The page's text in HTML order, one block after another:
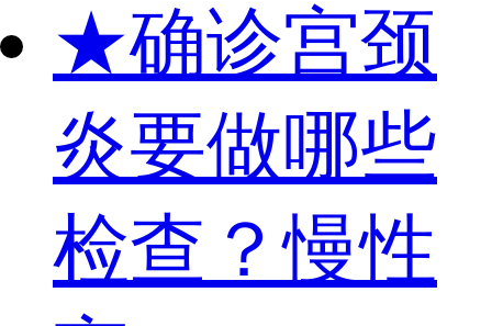
★确诊宫颈
炎要做哪些
检查？慢性